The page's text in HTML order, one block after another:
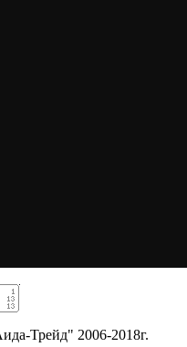
Трейд" 2006-2018г.